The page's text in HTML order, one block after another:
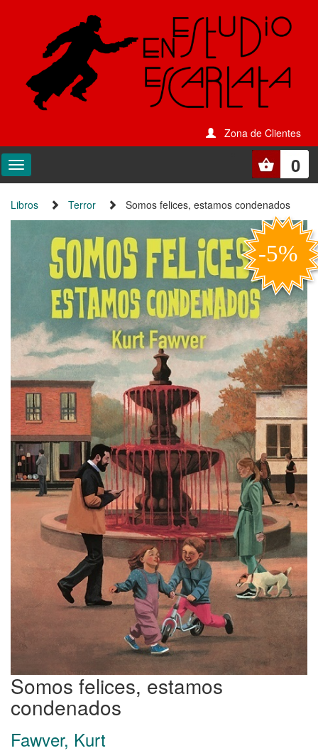
Zona de Clientes
0
Libros Terror Somos felices, estamos condenados
Somos felices, estamos
condenados
Fawver, Kurt